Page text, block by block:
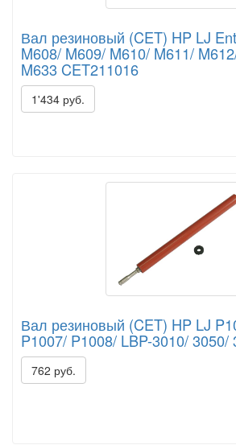
Вал резиновый (CET) HP LJ
M608/ M609/ M610/ M611/
M633 CET211016
1'434 руб.
Вал резиновый (CET) HP LJ
P1007/ P1008/ LBP-3010/ 3050/
762 руб.